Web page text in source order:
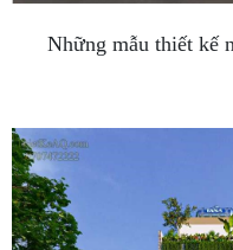
Những mẫu thiết kế